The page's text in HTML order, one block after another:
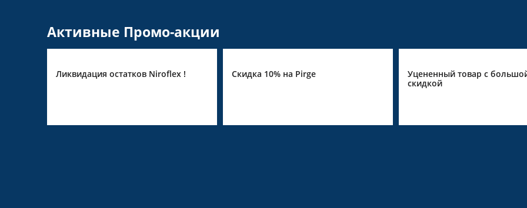
Активные Промо-акции
Скидка 10% на Pirge
Уцененный товар с большой
Скидка 10% для ножей